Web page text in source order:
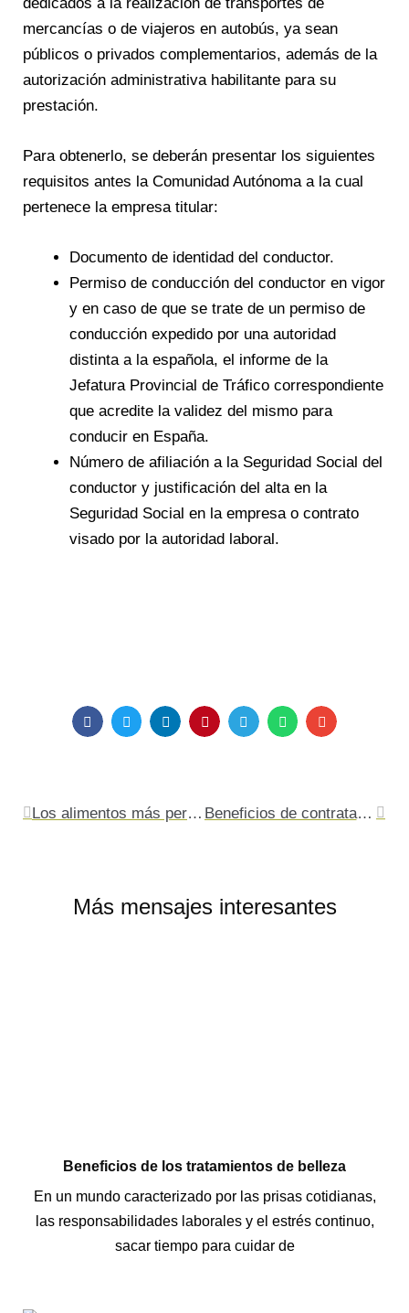
mercancías o de viajeros en autobús, ya sean
públicos o privados complementarios, además de la
autorización administrativa habilitante para su
prestación.
Para obtenerlo, se deberán presentar los siguientes
requisitos antes la Comunidad Autónoma a la cual
pertenece la empresa titular:
Documento de identidad del conductor.
Permiso de conducción del conductor en vigor
y en caso de que se trate de un permiso de
conducción expedido por una autoridad
distinta a la española, el informe de la
Jefatura Provincial de Tráfico correspondiente
que acredite la validez del mismo para
conducir en España.
Número de afiliación a la Seguridad Social del
conductor y justificación del alta en la
Seguridad Social en la empresa o contrato
visado por la autoridad laboral.
Los alimentos más perjudiciales para los dientes Beneficios de contratar una empresa de limpieza
Más mensajes interesantes
Beneficios de los tratamientos de belleza
En un mundo caracterizado por las prisas cotidianas,
las responsabilidades laborales y el estrés continuo,
sacar tiempo para cuidar de